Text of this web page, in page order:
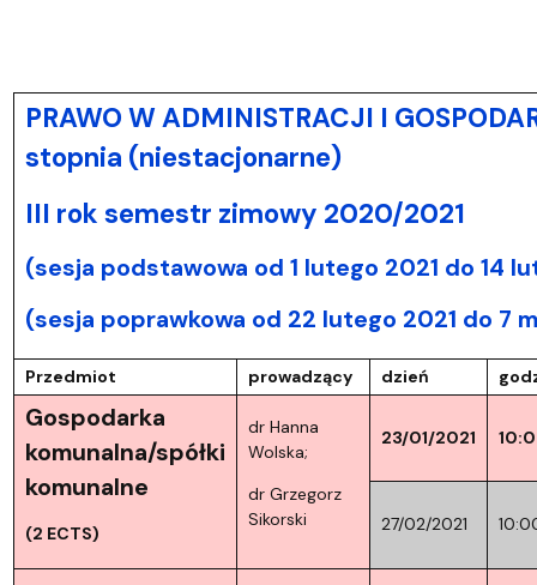
PRAWO W ADMINISTRACJI I
stopnia (niestacjonarne)
III rok semestr zimowy 2020/2021
(sesja podstawowa od 1 lutego 2021 do 14
(sesja poprawkowa od 22 lutego 2021 do 7
Przedmiot prowadzący dzień
Gospodarka
komunalna/spółki
komunalne
(2 ECTS)
dr Hanna
Wolska;
dr Grzegorz
Sikorski
23/01/2021
27/02/2021